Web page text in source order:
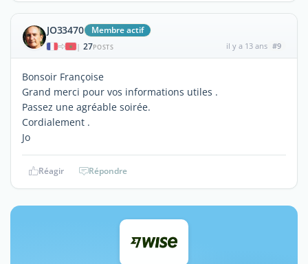
JO33470 Membre actif
| 27POSTS il y a 13 ans #9
Bonsoir Françoise
Grand merci pour vos informations utiles .
Passez une agréable soirée.
Cordialement .
Jo
Réagir Répondre